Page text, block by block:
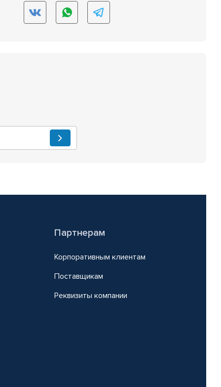
Партнерам
Корпоративным клиентам
Поставщикам
Реквизиты компании